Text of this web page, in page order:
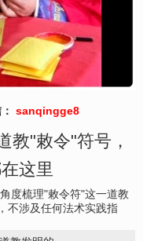
sanqingge8
教"敕令"符号，
这里
度梳理"敕令符"这一道教
不涉及任何法术实践指